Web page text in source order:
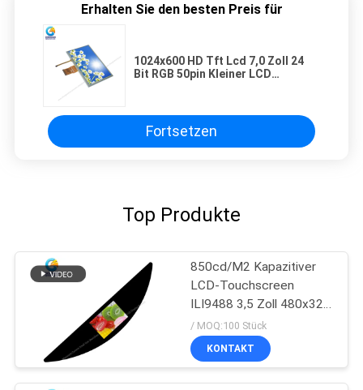
Erhalten Sie den besten Preis für
1024x600 HD Tft Lcd 7,0 Zoll 24
Bit RGB 50pin Kleiner LCD
Fortsetzen
Top Produkte
850cd/M2 Kapazitiver
LCD-Touchscreen
ILI9488 3,5 Zoll 480x320
Punkte
/ MOQ:100 Stück
KONTAKT